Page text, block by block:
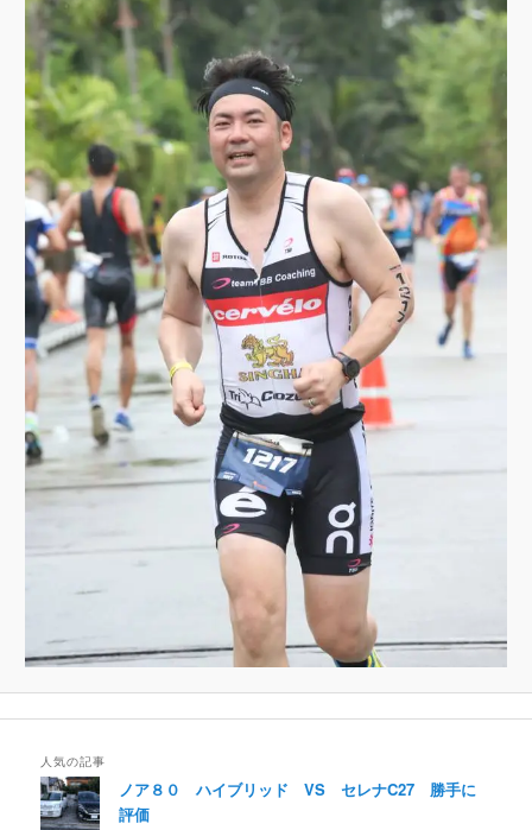
へ
移
動
人気の記事
ノア８０ ハイブリッド VS セレナC27 勝手に
評価